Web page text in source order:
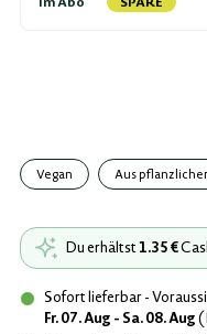
Vegan Aus
Du erhältst1.35 €
Sofort lieferbar -
Fr. 07. Aug - Sa. 08. Aug